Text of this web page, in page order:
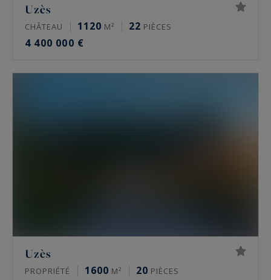
Uzès
CHÂTEAU 1120 M² 22 PIÈCES
4 400 000 €
Uzès
PROPRIÉTÉ 1600 M² 20 PIÈCES